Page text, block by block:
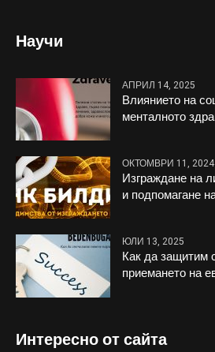
Научи
АПРИЛ 14, 2025
Влиянието на
менталното
ОКТОМВРИ 11, 2024
Изграждане на
и подпомагане
ЮЛИ 13, 2025
Как да защитим
приемането на
Интересно от сайта